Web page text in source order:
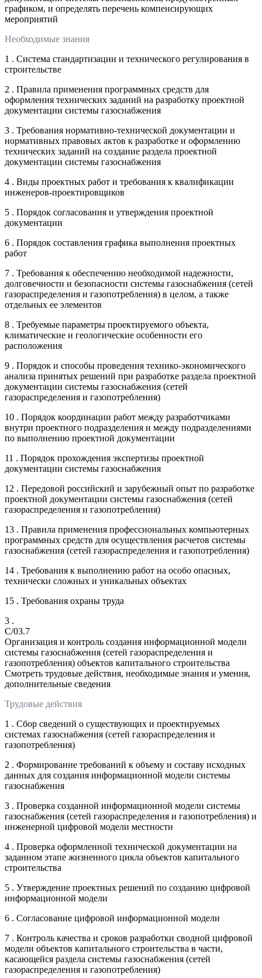
графиком, и определять перечень компенсирующих
мероприятий
Необходимые знания
1 . Система стандартизации и технического регулирования в
строительстве
2 . Правила применения программных средств для
оформления технических заданий на разработку проектной
документации системы газоснабжения
3 . Требования нормативно-технической документации и
нормативных правовых актов к разработке и оформлению
технических заданий на создание раздела проектной
документации системы газоснабжения
4 . Виды проектных работ и требования к квалификации
инженеров-проектировщиков
5 . Порядок согласования и утверждения проектной
документации
6 . Порядок составления графика выполнения проектных
работ
7 . Требования к обеспечению необходимой надежности,
долговечности и безопасности системы газоснабжения (сетей
газораспределения и газопотребления) в целом, а также
отдельных ее элементов
8 . Требуемые параметры проектируемого объекта,
климатические и геологические особенности его
расположения
9 . Порядок и способы проведения технико-экономического
анализа принятых решений при разработке раздела проектной
документации системы газоснабжения (сетей
газораспределения и газопотребления)
10 . Порядок координации работ между разработчиками
внутри проектного подразделения и между подразделениями
по выполнению проектной документации
11 . Порядок прохождения экспертизы проектной
документации системы газоснабжения
12 . Передовой российский и зарубежный опыт по разработке
проектной документации системы газоснабжения (сетей
газораспределения и газопотребления)
13 . Правила применения профессиональных компьютерных
программных средств для осуществления расчетов системы
газоснабжения (сетей газораспределения и газопотребления)
14 . Требования к выполнению работ на особо опасных,
технически сложных и уникальных объектах
15 . Требования охраны труда
3 .
C/03.7
Организация и контроль создания информационной модели
системы газоснабжения (сетей газораспределения и
газопотребления) объектов капитального строительства
Смотреть трудовые действия, необходимые знания и умения,
дополнительные сведения
Трудовые действия
1 . Сбор сведений о существующих и проектируемых
системах газоснабжения (сетей газораспределения и
газопотребления)
2 . Формирование требований к объему и составу исходных
данных для создания информационной модели системы
газоснабжения
3 . Проверка созданной информационной модели системы
газоснабжения (сетей газораспределения и газопотребления) и
инженерной цифровой модели местности
4 . Проверка оформленной технической документации на
заданном этапе жизненного цикла объектов капитального
строительства
5 . Утверждение проектных решений по созданию цифровой
информационной модели
6 . Согласование цифровой информационной модели
7 . Контроль качества и сроков разработки сводной цифровой
модели объектов капитального строительства в части,
касающейся раздела системы газоснабжения (сетей
газораспределения и газопотребления)